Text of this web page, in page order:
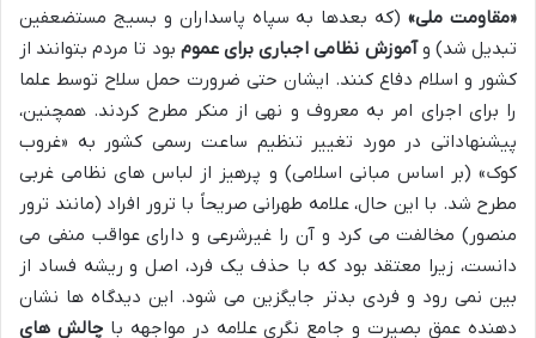
«مقاومت ملی»(که بعدها به سپاه پاسداران و بسیج مستضعفین
تبدیل شد) وآموزش نظامی اجباری برای عموم بود تا مردم بتوانند از
کشور و اسلام دفاع کنند. ایشان حتی ضرورت حمل سلاح توسط علما
را برای اجرای امر به معروف و نهی از منکر مطرح کردند. همچنین،
پیشنهاداتی در مورد تغییر تنظیم ساعت رسمی کشور به «غروب
کوک» (بر اساس مبانی اسلامی) و پرهیز از لباس های نظامی غربی
مطرح شد. با این حال، علامه طهرانی صریحاً با ترور افراد (مانند ترور
منصور) مخالفت می کرد و آن را غیرشرعی و دارای عواقب منفی می
دانست، زیرا معتقد بود که با حذف یک فرد، اصل و ریشه فساد از
بین نمی رود و فردی بدتر جایگزین می شود. این دیدگاه ها نشان
دهنده عمق بصیرت و جامع نگری علامه در مواجهه باچالش های